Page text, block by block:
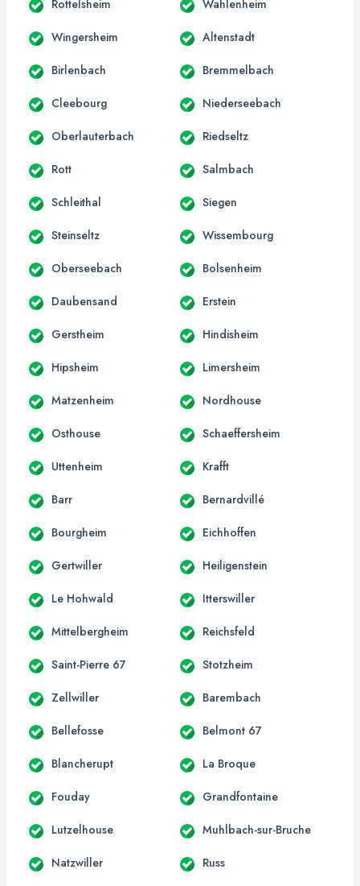
Rottelsheim Wahlenheim
Wingersheim Altenstadt
Birlenbach Bremmelbach
Cleebourg Niederseebach
Oberlauterbach Riedseltz
Rott Salmbach
Schleithal Siegen
Steinseltz Wissembourg
Oberseebach Bolsenheim
Daubensand Erstein
Gerstheim Hindisheim
Hipsheim Limersheim
Matzenheim Nordhouse
Osthouse Schaeffersheim
Uttenheim Krafft
Barr Bernardvillé
Bourgheim Eichhoffen
Gertwiller Heiligenstein
Le Hohwald Itterswiller
Mittelbergheim Reichsfeld
Saint-Pierre 67 Stotzheim
Zellwiller Barembach
Bellefosse Belmont 67
Blancherupt La Broque
Fouday Grandfontaine
Lutzelhouse Muhlbach-sur-Bruche
Natzwiller Russ